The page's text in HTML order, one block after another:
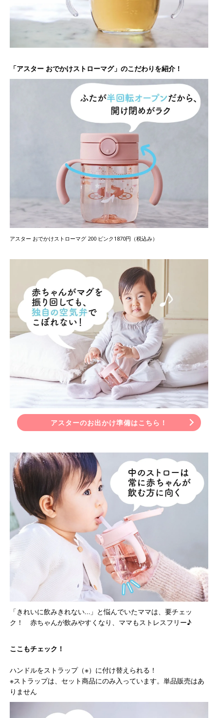
「アスター おでかけストローマグ」のこだわりを紹介！
アスター おでかけストローマグ 200 ピンク1870円（税込み）
アスターのお出かけ準備はこちら！
「きれいに飲みきれない…」と悩んでいたママは、要チェッ
ク！ 赤ちゃんが飲みやすくなり、ママもストレスフリー♪
ここもチェック！
ハンドルをストラップ（※）に付け替えられる！
※ストラップは、セット商品にのみ入っています。単品販売はあ
りません